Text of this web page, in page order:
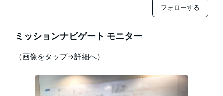
フォローする
ミッションナビゲート モニター
（画像をタップ→詳細へ）